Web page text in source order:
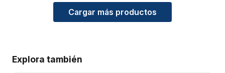
Cargar más productos
Explora también